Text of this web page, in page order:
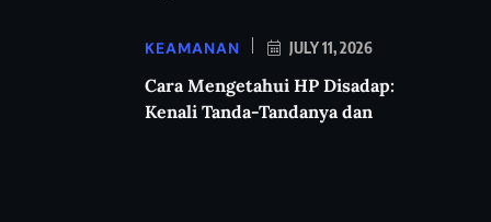
KEAMANAN JULY 11, 2026
Cara Mengetahui HP Disadap:
Kenali Tanda-Tandanya dan